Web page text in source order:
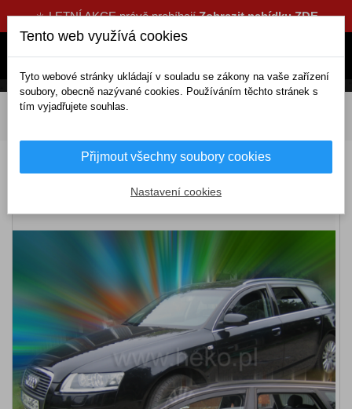
☀️ LETNÍ AKCE právě probíhajíZobrazit nabídku ZDE
DOMOV Exteriérové doplňky
Deflektory AUDI A6 4D (+zadní) (2004-2011)
Tento web využívá cookies
Tyto webové stránky ukládají v souladu se zákony na vaše zařízení
soubory, obecně nazývané cookies. Používáním těchto stránek s
tím vyjadřujete souhlas.
Přijmout všechny soubory cookies
Nastavení cookies